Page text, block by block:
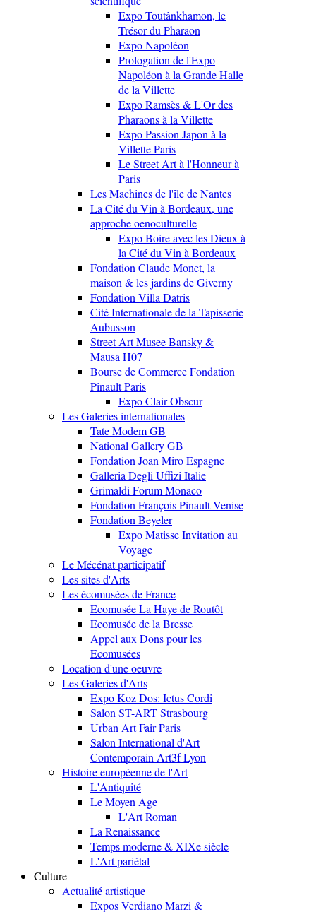
Expo Toutânkhamon, le
Trésor du Pharaon
Expo Napoléon
Prologation de l'Expo
Napoléon à la Grande Halle
de la Villette
Expo Ramsès & L'Or des
Pharaons à la Villette
Expo Passion Japon à la
Villette Paris
Le Street Art à l'Honneur à
Paris
Les Machines de l'île de Nantes
La Cité du Vin à Bordeaux, une
approche oenoculturelle
Expo Boire avec les Dieux à
la Cité du Vin à Bordeaux
Fondation Claude Monet, la
maison & les jardins de Giverny
Fondation Villa Datris
Cité Internationale de la Tapisserie
Aubusson
Street Art Musee Bansky &
Mausa H07
Bourse de Commerce Fondation
Pinault Paris
Expo Clair Obscur
Les Galeries internationales
Tate Modem GB
National Gallery GB
Fondation Joan Miro Espagne
Galleria Degli Uffizi Italie
Grimaldi Forum Monaco
Fondation François Pinault Venise
Fondation Beyeler
Expo Matisse Invitation au
Voyage
Le Mécénat participatif
Les sites d'Arts
Les écomusées de France
Ecomusée La Haye de Routôt
Ecomusée de la Bresse
Appel aux Dons pour les
Ecomusées
Location d'une oeuvre
Les Galeries d'Arts
Expo Koz Dos: Ictus Cordi
Salon ST-ART Strasbourg
Urban Art Fair Paris
Salon International d'Art
Contemporain Art3f Lyon
Histoire européenne de l'Art
L'Antiquité
Le Moyen Age
L'Art Roman
La Renaissance
Temps moderne & XIXe siècle
L'Art pariétal
Culture
Actualité artistique
Expos Verdiano Marzi &